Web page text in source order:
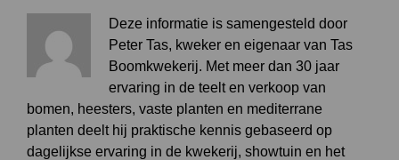
Deze informatie is samengesteld door
Peter Tas, kweker en eigenaar van Tas
Boomkwekerij. Met meer dan 30 jaar
ervaring in de teelt en verkoop van
bomen, heesters, vaste planten en mediterrane
planten deelt hij praktische kennis gebaseerd op
dagelijkse ervaring in de kwekerij, showtuin en het